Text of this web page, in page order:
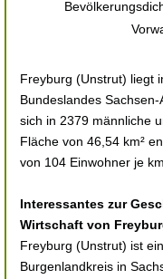
Freyburg (Unstrut) liegt
Bundeslandes
sich in 2379 männliche
Fläche von 46,54 km²
von 104 Einwohner je
Interessantes zur
Wirtschaft von
Freyburg (Unstrut) ist
Burgenlandkreis in